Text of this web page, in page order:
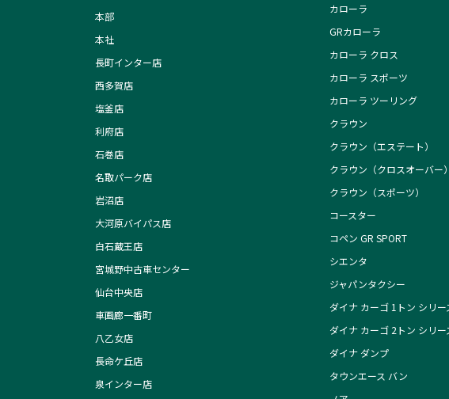
本部
本社
長町インター店
西多賀店
塩釜店
利府店
石巻店
名取パーク店
岩沼店
大河原バイパス店
白石蔵王店
宮城野中古車センター
仙台中央店
車画廊一番町
八乙女店
長命ケ丘店
泉インター店
カローラ
GRカローラ
カローラ クロス
カローラ スポーツ
カローラ ツーリング
クラウン
クラウン（エステート）
クラウン（クロスオーバー）
クラウン（スポーツ）
コースター
コペン GR SPORT
シエンタ
ジャパンタクシー
ダイナ カーゴ 1トン シリー
ダイナ カーゴ 2トン シリー
ダイナ ダンプ
タウンエース バン